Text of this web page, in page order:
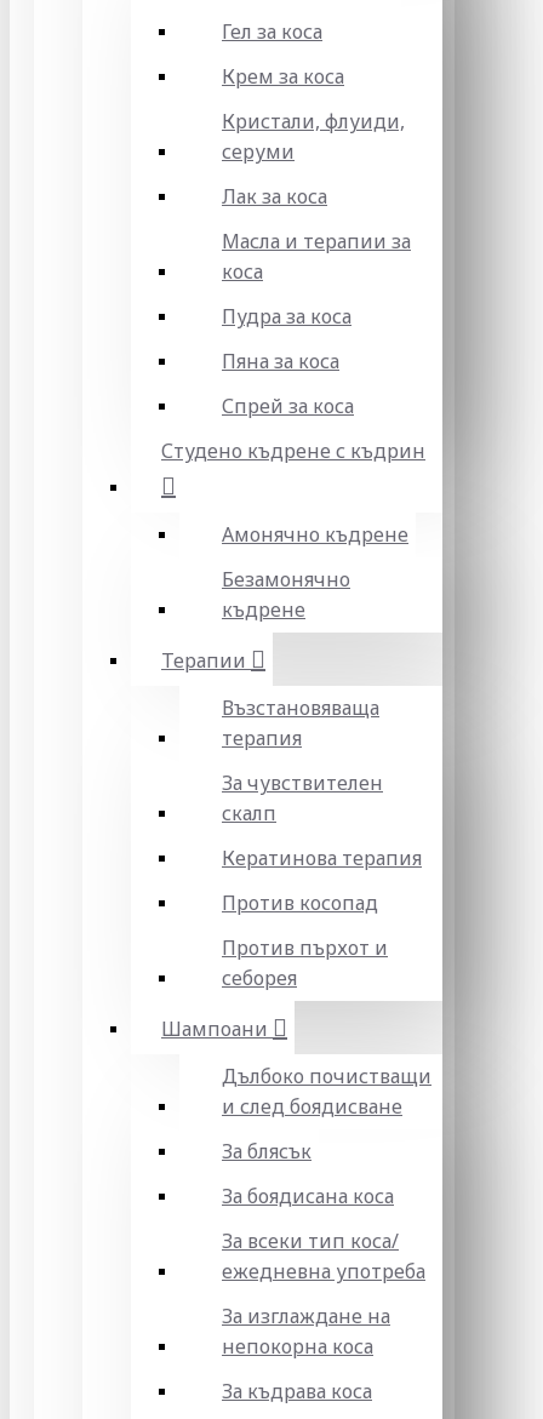
Гел за коса
Крем за коса
Кристали, флуиди,
серуми
Лак за коса
Масла и терапии за
коса
Пудра за коса
Пяна за коса
Спрей за коса
Студено къдрене с къдрин
Амонячно къдрене
Безамонячно
къдрене
Терапии
Възстановяваща
терапия
За чувствителен
скалп
Кератинова терапия
Против косопад
Против пърхот и
себорея
Шампоани
Дълбоко почистващи
и след боядисване
За блясък
За боядисана коса
За всеки тип коса/
ежедневна употреба
За изглаждане на
непокорна коса
За къдрава коса